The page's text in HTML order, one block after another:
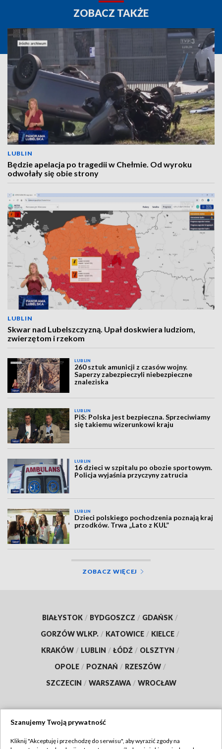
ZOBACZ TAKŻE
LUBLIN
Będzie apelacja po tragedii w Chełmie. Od wyroku
odwołały się obie strony
LUBLIN
Skwar nad Lubelszczyzną. Upał doskwiera ludziom,
zwierzętom i rzekom
LUBLIN
260 sztuk amunicji z czasów wojny.
Saperzy zabezpieczyli niebezpieczne
znaleziska
LUBLIN
PiS: Polska jest bezpieczna. Sprzeciwiamy
się takiemu wizerunkowi kraju
LUBLIN
16 dzieci w szpitalu po obozie sportowym.
Policja wyjaśnia przyczyny zatrucia
LUBLIN
Dzieci polskiego pochodzenia poznają kraj
przodków. Trwa „Lato z KUL”
ZOBACZ WIĘCEJ
BIAŁYSTOK / BYDGOSZCZ / GDAŃSK /
GORZÓW WLKP. / KATOWICE / KIELCE /
KRAKÓW / LUBLIN / ŁÓDŹ / OLSZTYN /
OPOLE / POZNAŃ / RZESZÓW /
SZCZECIN / WARSZAWA / WROCŁAW
Szanujemy Twoją prywatność
Kliknij "Akceptuję i przechodzę do serwisu", aby wyrazić zgody na